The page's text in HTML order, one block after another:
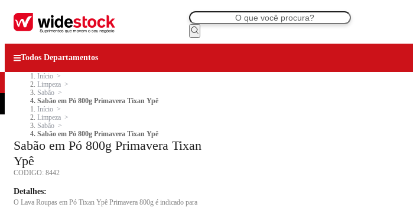
Todos Departamentos
Início
Limpeza
Sabão
Sabão em Pó 800g Primavera Tixan Ypê
Início
Limpeza
Sabão
Sabão em Pó 800g Primavera Tixan Ypê
Sabão em Pó 800g Primavera Tixan
Ypê
CODIGO: 8442
Detalhes:
O Lava Roupas em Pó Tixan Ypê Primavera 800g é indicado para